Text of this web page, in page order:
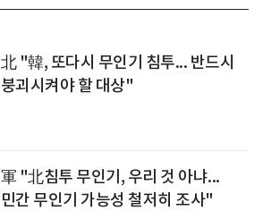
北 "韓, 또다시 무인기 침투... 반드시
붕괴시켜야 할 대상"
軍 "北침투 무인기, 우리 것 아냐...
민간 무인기 가능성 철저히 조사"